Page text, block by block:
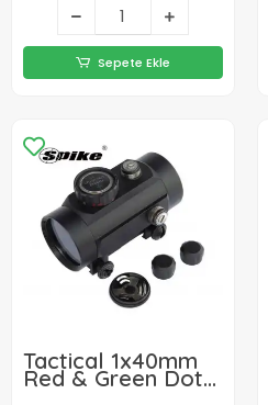
Sepete Ekle
Tactical 1x40mm
Red & Green Dot
Sight - Geniş Görüş